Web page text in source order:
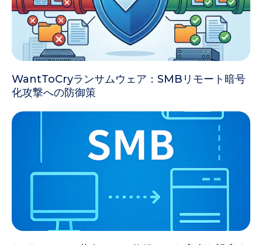
WantToCryランサムウェア：SMBリモート暗号
化攻撃への防御策